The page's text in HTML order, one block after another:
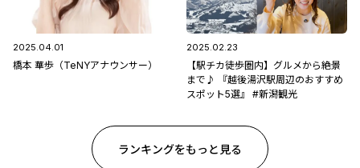
2025.04.01
橋本 華歩（TeNYアナウンサー）
2025.02.23
【駅チカ徒歩圏内】グルメから絶景
まで♪ 『越後湯沢駅周辺のおすすめ
スポット5選』 #新潟観光
ランキングをもっと見る